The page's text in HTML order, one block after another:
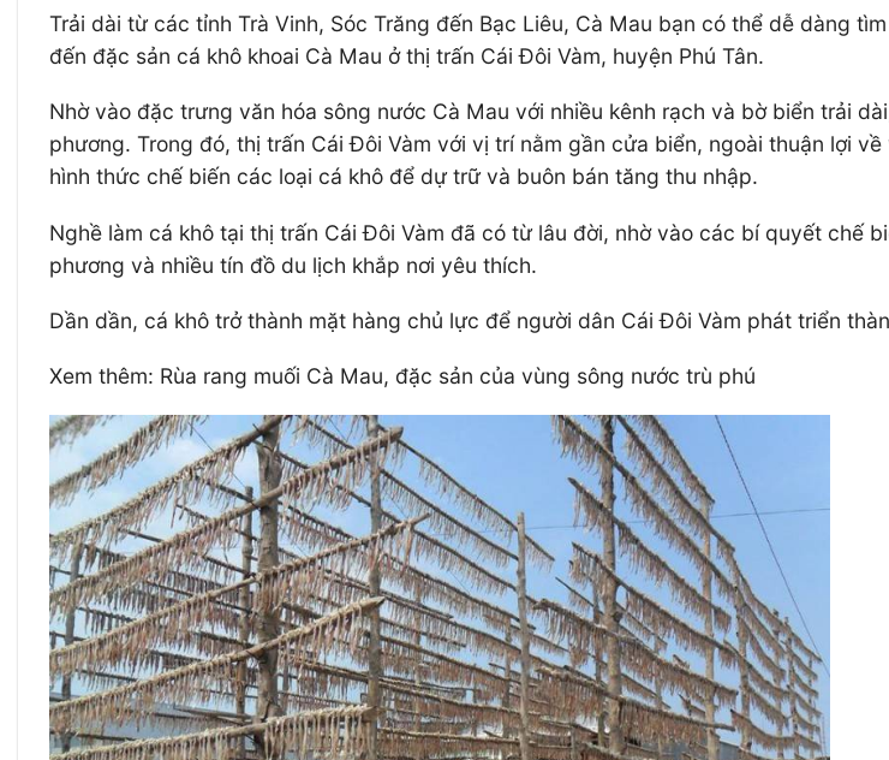
Trải dài từ các tỉnh Trà Vinh, Sóc Trăng đến Bạc Liêu, Cà Mau bạn có thể dễ dàng
đến đặc sản cá khô khoai Cà Mau ở thị trấn Cái Đôi Vàm, huyện Phú Tân.
Nhờ vào đặc trưng văn hóa sông nước Cà Mau với nhiều kênh rạch và bờ biển trải
phương. Trong đó, thị trấn Cái Đôi Vàm với vị trí nằm gần cửa biển, ngoài thuận lợi
hình thức chế biến các loại cá khô để dự trữ và buôn bán tăng thu nhập.
Nghề làm cá khô tại thị trấn Cái Đôi Vàm đã có từ lâu đời, nhờ vào các bí quyết chế
phương và nhiều tín đồ du lịch khắp nơi yêu thích.
Dần dần, cá khô trở thành mặt hàng chủ lực để người dân Cái Đôi Vàm phát triển
Xem thêm: Rùa rang muối Cà Mau, đặc sản của vùng sông nước trù phú